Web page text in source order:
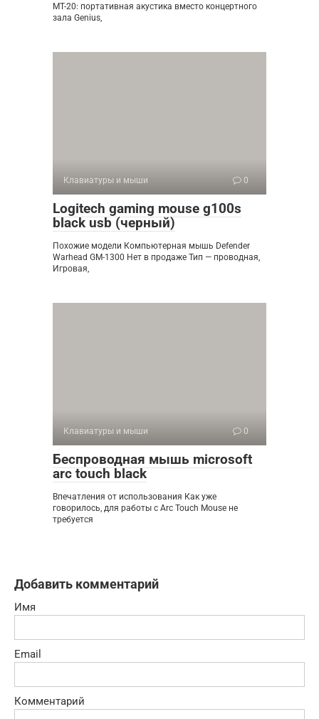
MT-20: портативная акустика вместо концертного
зала Genius,
Клавиатуры и мыши 0
Logitech gaming mouse g100s
black usb (черный)
Похожие модели Компьютерная мышь Defender
Warhead GM-1300 Нет в продаже Тип — проводная,
Игровая,
Клавиатуры и мыши 0
Беспроводная мышь microsoft
arc touch black
Впечатления от использования Как уже
говорилось, для работы с Arc Touch Mouse не
требуется
Добавить комментарий
Имя
Email
Комментарий